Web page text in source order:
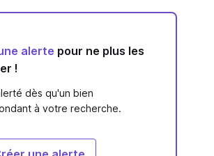
alerte pour ne plus les
!
dès qu'un bien
à votre recherche.